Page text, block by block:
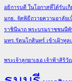
อธิการบดี ในโอกาสที่ได้รับเ
มกธ. จัดพิธีถวายความอาลัย
ราชินีนาถ พระบรมราชชนนี
มทร.รัตนโกสินทร์ เข้าเฝ้า
พระเจ้าลูกยาเธอ เจ้าฟ้าสิริ